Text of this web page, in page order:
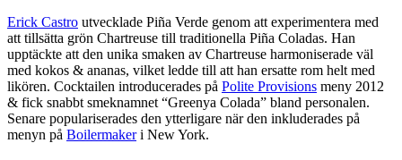
Erick Castro utvecklade Piña Verde genom att experimentera med
att tillsätta grön Chartreuse till traditionella Piña Coladas. Han
upptäckte att den unika smaken av Chartreuse harmoniserade väl
med kokos & ananas, vilket ledde till att han ersatte rom helt med
likören. Cocktailen introducerades på Polite Provisions meny 2012
& fick snabbt smeknamnet “Greenya Colada” bland personalen.
Senare populariserades den ytterligare när den inkluderades på
menyn på Boilermakeri New York.